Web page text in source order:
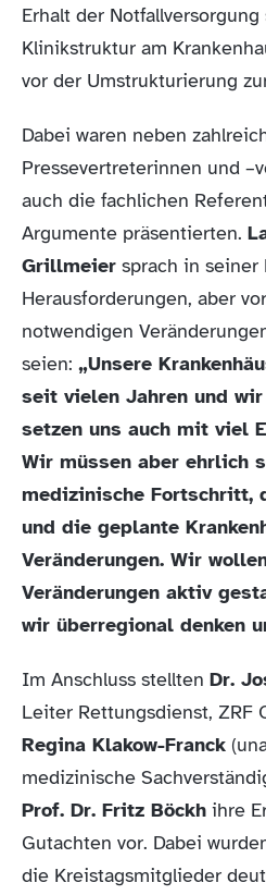
Erhalt der
Klinikstruktur am
vor der Umstrukturierung
Dabei waren neben
Pressevertreterinnen und
auch die fachlichen
Argumente präsentierten.
Grillmeier sprach in seiner
Herausforderungen, aber
notwendigen
seien: „Unsere
seit vielen Jahren und
setzen uns auch mit viel
Wir müssen aber ehrlich
medizinische Fortschritt,
und die geplante
Veränderungen. Wir
Veränderungen aktiv
wir überregional denken
Im Anschluss stellten Dr.
Leiter Rettungsdienst, ZRF
Regina Klakow-Franck
medizinische
Prof. Dr. Fritz Böckh ihre
Gutachten vor. Dabei
die Kreistagsmitglieder